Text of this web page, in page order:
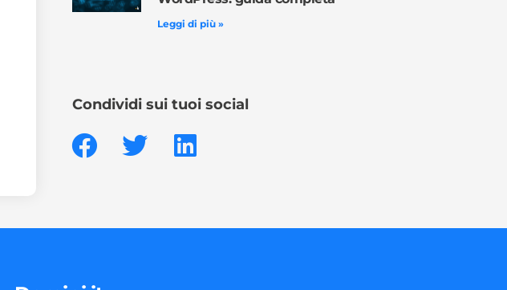
Leggi di più »
Condividi sui tuoi social